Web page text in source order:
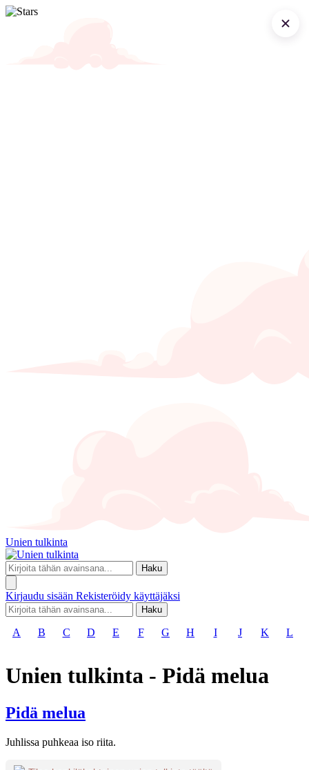
Unien tulkinta
Haku
Kirjaudu sisään Rekisteröidy käyttäjäksi
Haku
A B C D E F G H I J K L
Unien tulkinta - Pidä melua
Pidä melua
Juhlissa puhkeaa iso riita.